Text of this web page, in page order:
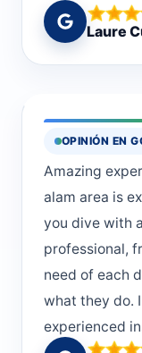
🙏🏼
Laure
OPINIÓN EN
Amazing
alam area is
you dive with
professional,
need of each
what they do.
experienced